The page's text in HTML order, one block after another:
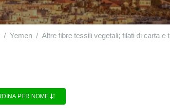
Yemen Altre fibre tessili vegetali; filati di carta e tessuti di filati di carta
PER NOME